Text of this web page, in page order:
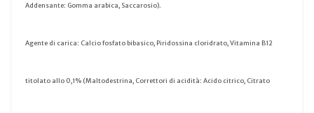
Addensante: Gomma arabica, Saccarosio).
Agente di carica: Calcio fosfato bibasico, Piridossina cloridrato, Vitamina B12
titolato allo 0,1% (Maltodestrina, Correttori di acidità: Acido citrico, Citrato